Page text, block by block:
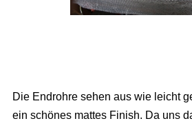
Die Endrohre sehen aus wie leicht
ein schönes mattes Finish. Da uns